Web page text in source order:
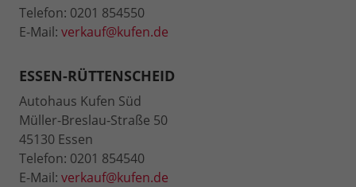
Telefon: 0201 854550
E-Mail: verkauf@kufen.de
ESSEN-RÜTTENSCHEID
Autohaus Kufen Süd
Müller-Breslau-Straße 50
45130 Essen
Telefon: 0201 854540
E-Mail: verkauf@kufen.de